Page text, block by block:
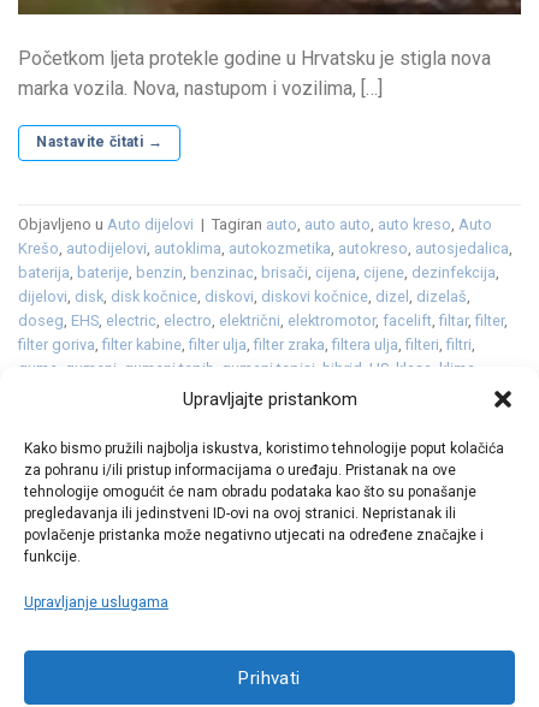
Upravljajte pristankom
Kako bismo pružili najbolja iskustva, koristimo tehnologije poput kolačića
za pohranu i/ili pristup informacijama o uređaju. Pristanak na ove
tehnologije omogućit će nam obradu podataka kao što su ponašanje
pregledavanja ili jedinstveni ID-ovi na ovoj stranici. Nepristanak ili
povlačenje pristanka može negativno utjecati na određene značajke i
funkcije.
Upravljanje uslugama
Prihvati
Početkom ljeta protekle godine u Hrvatsku je stigla nova
marka vozila. Nova, nastupom i vozilima, […]
Nastavite čitati →
Objavljeno u Auto dijelovi | Tagiran auto, auto auto, auto kreso, Auto
Krešo, autodijelovi, autoklima, autokozmetika, autokreso, autosjedalica,
baterija, baterije, benzin, benzinac, brisači, cijena, cijene, dezinfekcija,
dijelovi, disk, disk kočnice, diskovi, diskovi kočnice, dizel , dizelaš,
doseg, EHS, electric, electro, električni, elektromotor, facelift,filtar,filter,
filter goriva,filter kabine,filter ulja,filter zraka,filtera ulja,filteri,filtri,
gume gumeni gumeni tepih gumeni tepisi hibrid HS klasa klima
metlice ,metlice brisača,MG,MG Motor MG5,
za odleđivanje staklenih površina,staklo,svijećice ,svjećice,svjetla,
tekstilni tepisi,tekućina,tepih,tepisi, vjetrobransko,vjetrobransko staklo
zima,zimska tekućina,zimske Ostavite komentar
Call centar
+38513030300